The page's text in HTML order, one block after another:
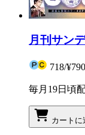
月刊サン
718/¥790
毎月19日頃
カートに